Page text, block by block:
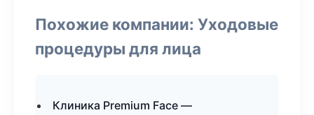
Похожие компании: Уходовые
процедуры для лица
Клиника Premium Face —